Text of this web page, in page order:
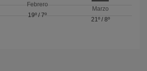
Febrero
19º / 7º
Marzo
21º/ 8º